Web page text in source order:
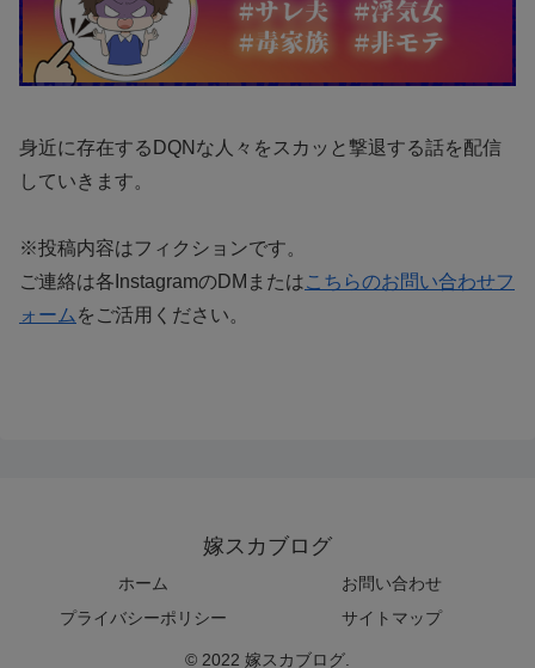
身近に存在するDQNな人々をスカッと撃退する話を配信
していきます。
※投稿内容はフィクションです。
ご連絡は各InstagramのDMまたはこちらのお問い合わせフ
ォーム をご活用ください。
嫁スカブログ
ホーム
お問い合わせ
プライバシーポリシー
サイトマップ
© 2022 嫁スカブログ.